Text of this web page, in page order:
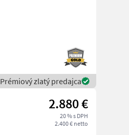
Prémiový zlatý predajca
2.880 €
20 % s DPH
2.400 € netto